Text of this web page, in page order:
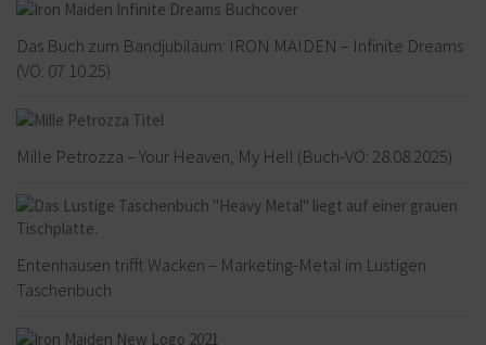
Das Buch zum Bandjubiläum: IRON MAIDEN – Infinite Dreams
(VÖ: 07.10.25)
Mille Petrozza – Your Heaven, My Hell (Buch-VÖ: 28.08.2025)
Entenhausen trifft Wacken – Marketing-Metal im Lustigen
Taschenbuch